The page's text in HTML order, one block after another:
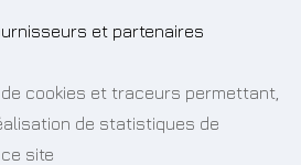
et partenaires
cookies et traceurs permettant,
de statistiques de
site